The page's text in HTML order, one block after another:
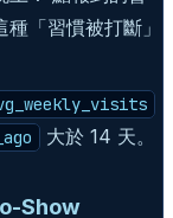
「習慣被打斷」
大於 14 天。
Show